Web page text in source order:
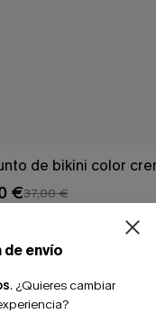
de bikini color
€37,00 €
envío
. ¿Quieres cambiar
extra sin